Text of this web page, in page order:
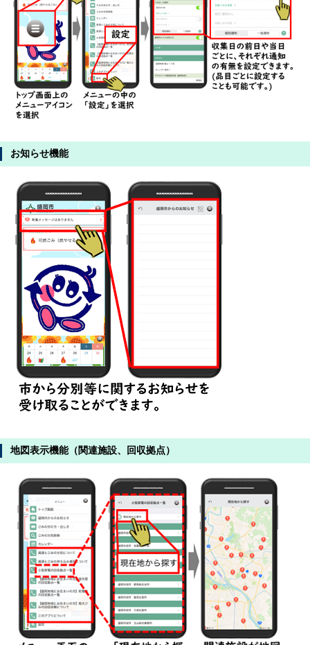
お知らせ機能
地図表示機能（関連施設、回収拠点）